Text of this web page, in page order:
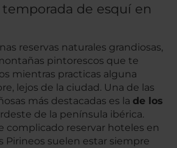
de esquí en
reservas naturales grandiosas,
pintorescos que te
mientras practicas alguna
lejos de la ciudad. Una de las
más destacadas es la de los
de la península ibérica.
complicado reservar hoteles en
Pirineos suelen estar siempre